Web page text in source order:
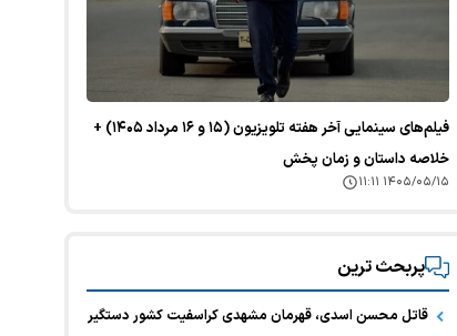
فیلم‌های سینمایی آخر هفته تلویزیون (۱۵ و ۱۶ مرداد ۱۴۰۵) +
خلاصه داستان و زمان پخش
۱۴۰۵/۰۵/۱۵ ۱۱:۱۱
پربحث ترین
قاتل محسن اسدی، قهرمان مشهدی کراسفیت کشور دستگیر